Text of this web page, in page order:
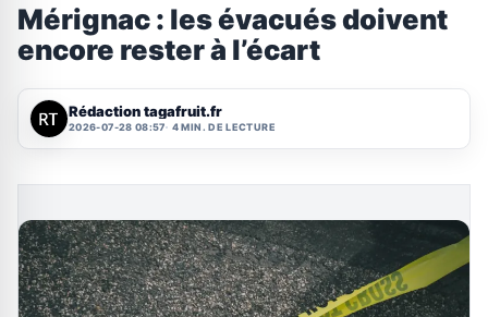
Mérignac : les évacués doivent
encore rester à l’écart
Rédaction tagafruit.fr
2026-07-28 08:57 4 MIN. DE LECTURE